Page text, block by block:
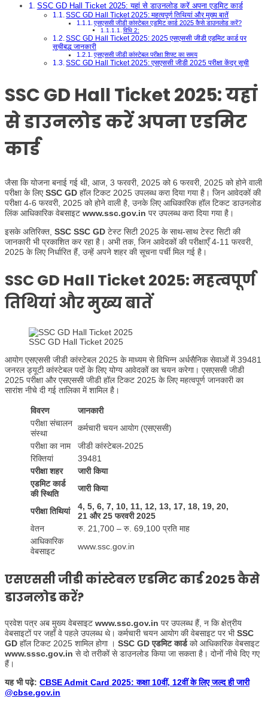
SSC GD Hall Ticket 2025: यहां से डाउनलोड करें अपना एडमिट कार्ड
SSC GD Hall Ticket 2025: महत्वपूर्ण तिथियां और मुख्य बातें
एसएससी जीडी कांस्टेबल एडमिट कार्ड 2025 कैसे डाउनलोड करें?
विधि 2:
SSC GD Hall Ticket 2025: 2025 एसएससी जीडी एडमिट कार्ड पर
सूचीबद्ध जानकारी
एसएससी जीडी कांस्टेबल परीक्षा शिफ्ट का समय
SSC GD Hall Ticket 2025: एसएससी जीडी 2025 परीक्षा केंद्र सूची
SSC GD Hall Ticket 2025:यहां
से डाउनलोड करें अपना एडमिट
कार्ड
जैसा कि योजना बनाई गई थी, आज, 3 फरवरी, 2025 को 6 फरवरी, 2025 को होने वाली
परीक्षा के लिए SSC GD हॉल टिकट 2025 उपलब्ध करा दिया गया है। जिन आवेदकों की
परीक्षा 4-6 फरवरी, 2025 को होने वाली है, उनके लिए आधिकारिक हॉल टिकट डाउनलोड
लिंक आधिकारिक वेबसाइट www.ssc.gov.in पर उपलब्ध करा दिया गया है।
इसके अतिरिक्त, SSC SSC GD टेस्ट सिटी 2025 के साथ-साथ टेस्ट सिटी की
जानकारी भी प्रकाशित कर रहा है। अभी तक, जिन आवेदकों की परीक्षाएँ 4-11 फरवरी,
2025 के लिए निर्धारित हैं, उन्हें अपने शहर की सूचना पर्ची मिल गई है।
SSC GD Hall Ticket 2025:महत्वपूर्ण
तिथियां और मुख्य बातें
SSC GD Hall Ticket 2025
आयोग एसएससी जीडी कांस्टेबल 2025 के माध्यम से विभिन्न अर्धसैनिक सेवाओं में 39481
जनरल ड्यूटी कांस्टेबल पदों के लिए योग्य आवेदकों का चयन करेगा। एसएससी जीडी
2025 परीक्षा और एसएससी जीडी हॉल टिकट 2025 के लिए महत्वपूर्ण जानकारी का
सारांश नीचे दी गई तालिका में शामिल है।
विवरण
जानकारी
परीक्षा संचालन
संस्था
कर्मचारी चयन आयोग (एसएससी)
परीक्षा का नाम
जीडी कांस्टेबल-2025
रिक्तियां
39481
परीक्षा शहर
जारी किया
एडमिट कार्ड
की स्थिति
जारी किया
परीक्षा तिथियां
4, 5, 6, 7, 10, 11, 12, 13, 17, 18, 19, 20,
21 और 25 फरवरी 2025
वेतन
रु. 21,700 – रु. 69,100 प्रति माह
आधिकारिक
वेबसाइट
www.ssc.gov.in
एसएससी जीडी कांस्टेबल एडमिट कार्ड 2025 कैसे
डाउनलोड करें?
प्रवेश पत्र अब मुख्य वेबसाइट www.ssc.gov.in पर उपलब्ध हैं, न कि क्षेत्रीय
वेबसाइटों पर जहाँ वे पहले उपलब्ध थे। कर्मचारी चयन आयोग की वेबसाइट पर भीSSC
GD हॉल टिकट 2025 शामिल होगा । SSC GD एडमिट कार्डको आधिकारिक वेबसाइट
www.sssc.gov.in से दो तरीकों से डाउनलोड किया जा सकता है। दोनों नीचे दिए गए
हैं।
यह भी पढ़े: CBSE Admit Card 2025: कक्षा 10वीं, 12वीं के लिए जल्द ही जारी
@cbse.gov.in